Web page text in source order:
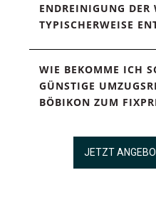
ENDREINIGUNG DER
TYPISCHERWEISE
WIE BEKOMME ICH
GÜNSTIGE
BÖBIKON ZUM
JETZT